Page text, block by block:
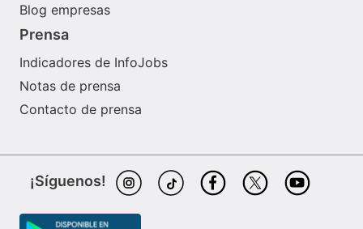
Blog empresas
Prensa
Indicadores de InfoJobs
Notas de prensa
Contacto de prensa
¡Síguenos!